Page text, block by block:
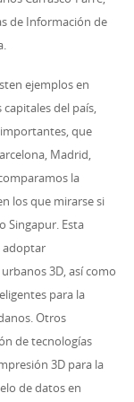
de Información de
ejemplos en
del país,
que
Madrid,
la
los que mirarse si
Singapur. Esta
adoptar
3D, así como
para la
Otros
de tecnologías
3D para la
de datos en